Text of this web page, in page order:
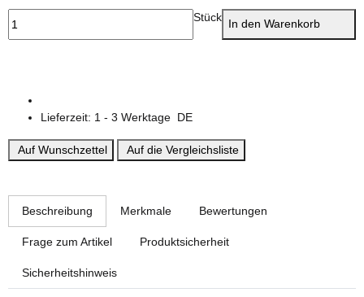
Stück In den Warenkorb
Lieferzeit: 1 - 3 Werktage DE
Auf Wunschzettel Auf die Vergleichsliste
Beschreibung Merkmale Bewertungen
Frage zum Artikel Produktsicherheit
Sicherheitshinweis